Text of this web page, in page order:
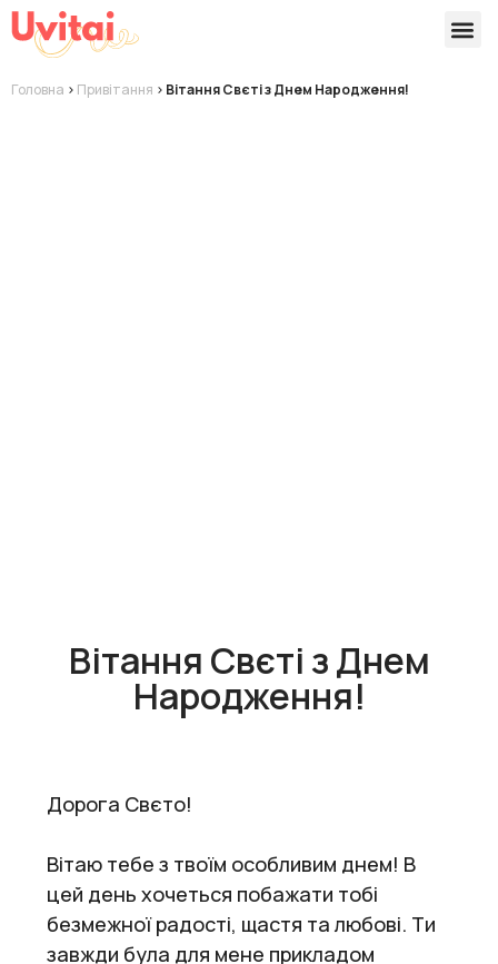
Головна > Привітання > Вітання Свєті з Днем Народження!
Вітання Свєті з Днем
Народження!
Дорога Свєто!
Вітаю тебе з твоїм особливим днем! В
цей день хочеться побажати тобі
безмежної радості, щастя та любові. Ти
завжди була для мене прикладом